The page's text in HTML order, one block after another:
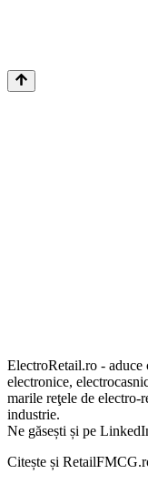
ElectroRetail.ro - aduce
electronice,
marile reţele de
industrie.
Ne găsești și pe
Citește și